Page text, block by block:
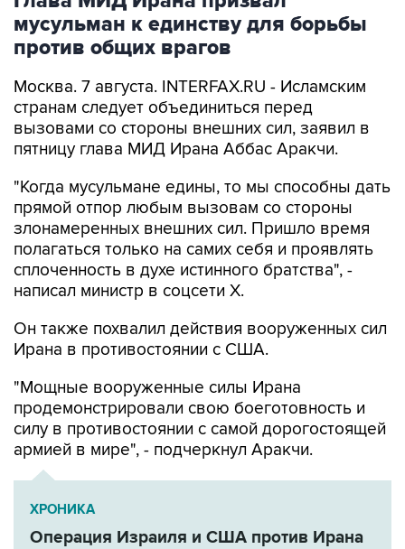
мусульман к единству для борьбы
против общих врагов
Москва. 7 августа. INTERFAX.RU - Исламским
странам следует объединиться перед
вызовами со стороны внешних сил, заявил в
пятницу глава МИД Ирана Аббас Аракчи.
"Когда мусульмане едины, то мы способны дать
прямой отпор любым вызовам со стороны
злонамеренных внешних сил. Пришло время
полагаться только на самих себя и проявлять
сплоченность в духе истинного братства", -
написал министр в соцсети Х.
Он также похвалил действия вооруженных сил
Ирана в противостоянии с США.
"Мощные вооруженные силы Ирана
продемонстрировали свою боеготовность и
силу в противостоянии с самой дорогостоящей
армией в мире", - подчеркнул Аракчи.
ХРОНИКА
Операция Израиля и США против Ирана